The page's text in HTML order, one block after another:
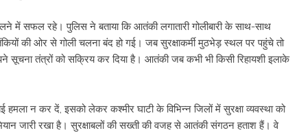
में सफल रहे। पुलिस ने बताया कि आतंकी लगातारी गोलीबारी के साथ-साथ
की ओर से गोली चलना बंद हो गई। जब सुरक्षाकर्मी मुठभेड़ स्थल पर पहुंचे तो
तंत्रों को सक्रिय कर दिया है। आतंकी जब कभी भी किसी रिहायशी इलाके
न कर दें, इसको लेकर कश्मीर घाटी के विभिन्न जिलों में सुरक्षा व्यवस्था को
जारी रखा है। सुरक्षाबलों की सख्ती की वजह से आतंकी संगठन हताश हैं। वे